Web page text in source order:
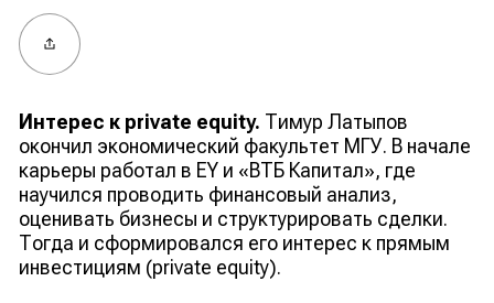
Поделиться
Интерес к private equity. Тимур Латыпов
окончил экономический факультет МГУ. В начале
карьеры работал в EY и «ВТБ Капитал», где
научился проводить финансовый анализ,
оценивать бизнесы и структурировать сделки.
Тогда и сформировался его интерес к прямым
инвестициям (private equity).